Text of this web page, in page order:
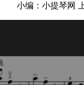
小编：小提琴网